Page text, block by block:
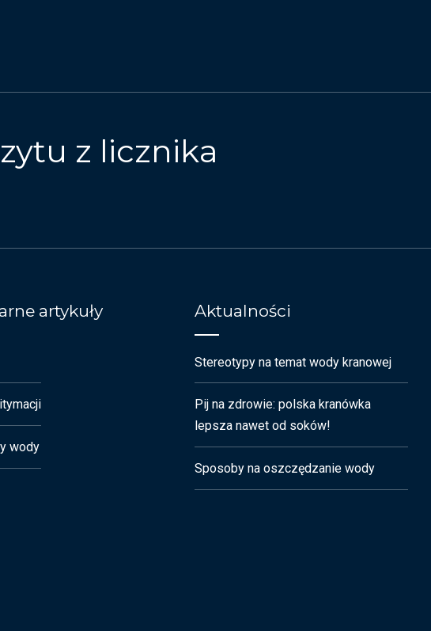
z licznika
artykuły
wody
Aktualności
Stereotypy na temat wody kranowej
Pij na zdrowie: polska kranówka
lepsza nawet od soków!
Sposoby na oszczędzanie wody